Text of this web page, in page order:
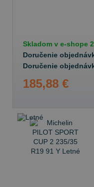
Skladom v e-shope
Doručenie
Doručenie
185,88 €